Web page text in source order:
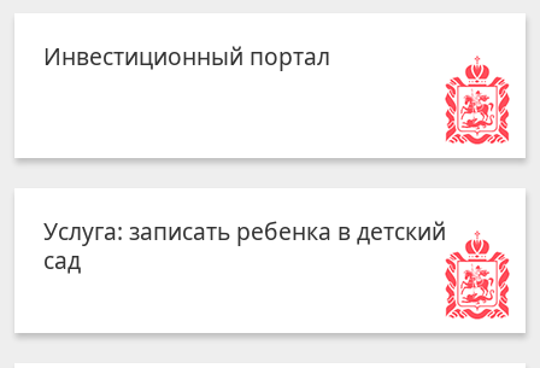
Инвестиционный портал
Услуга: записать ребенка в детский
сад